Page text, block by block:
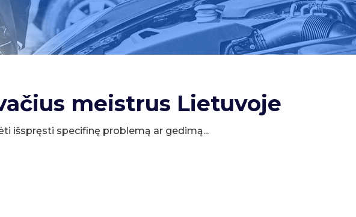
meistrus Lietuvoje
išspręsti specifinę problemą ar gedimą...